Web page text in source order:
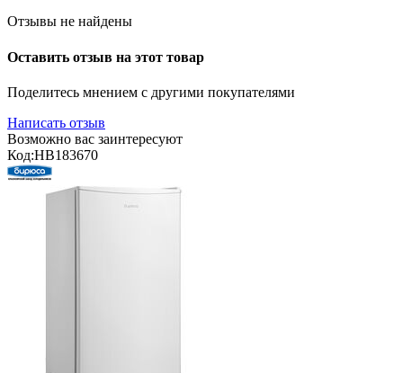
Отзывы не найдены
Оставить отзыв на этот товар
Поделитесь мнением с другими покупателями
Написать отзыв
Возможно вас заинтересуют
Код:HB183670